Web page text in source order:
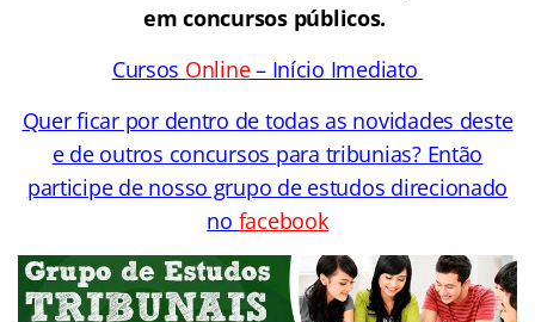
em concursos públicos.
Cursos Online– Início Imediato
Quer ficar por dentro de todas as novidades deste
e de outros concursos para tribunias? Então
participe de nosso grupo de estudos direcionado
no facebook